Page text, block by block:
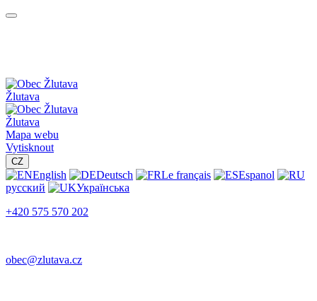
Žlutava
Žlutava
Mapa webu
Vytisknout
CZ
English Deutsch Le français
Espanol
русский
Українська
+420 575 570 202
obec@zlutava.cz